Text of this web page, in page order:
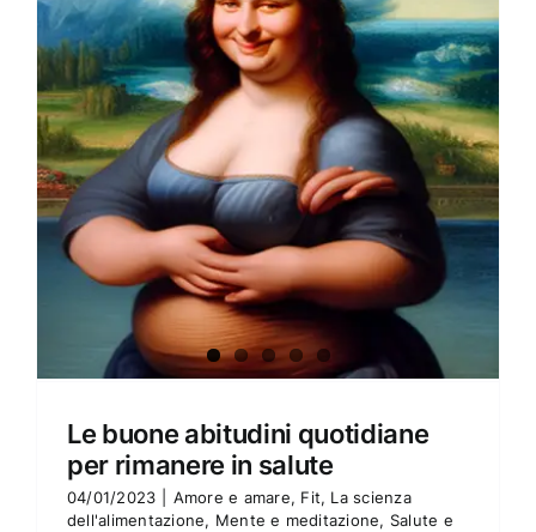
Amore e amare
Cucinare in modo sano
Verde e Sostenibilità
Articoli
Ciao sono Virginia
Contattami
Le buone abitudini quotidiane
per rimanere in salute
04/01/2023 Amore e amare, Fit, La scienza
dell'alimentazione, Mente e meditazione, Salute e